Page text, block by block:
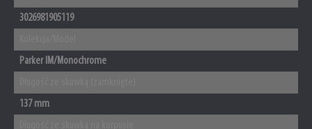
3026981905119
Parker IM/Monochrome
137 mm